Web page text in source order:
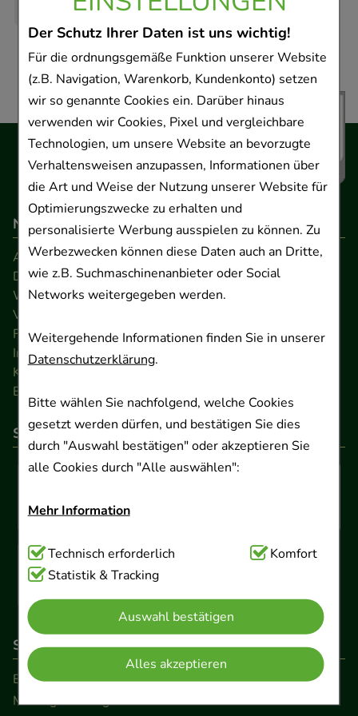
Der Schutz Ihrer Daten ist uns wichtig!
Für die ordnungsgemäße Funktion unserer Website
(z.B. Navigation, Warenkorb, Kundenkonto) setzen
wir so genannte Cookies ein. Darüber hinaus
verwenden wir Cookies, Pixel und vergleichbare
Technologien, um unsere Website an bevorzugte
Verhaltensweisen anzupassen, Informationen über
die Art und Weise der Nutzung unserer Website für
Optimierungszwecke zu erhalten und
personalisierte Werbung ausspielen zu können. Zu
Werbezwecken können diese Daten auch an Dritte,
wie z.B. Suchmaschinenanbieter oder Social
Networks weitergegeben werden.
Weitergehende Informationen finden Sie in unserer
Datenschutzerklärung.
Bitte wählen Sie nachfolgend, welche Cookies
gesetzt werden dürfen, und bestätigen Sie dies
durch "Auswahl bestätigen" oder akzeptieren Sie
alle Cookies durch "Alle auswählen":
Mehr Information
Technisch Notwendig:Hierbei handelt es sich um
Cookies, die für die Grundfunktionen unserer
Website notwendig sind (z.B. Navigation,
Warenkorb, Kundenkonto), weshalb auf diese nicht
verzichtet werden kann.
Komfort:Diese Cookies werden genutzt um das
Einkaufserlebnis noch ansprechender zu gestalten,
Technisch erforderlich
Komfort
Statistik & Tracking
Auswahl bestätigen
Alles akzeptieren
Navigation
AGB
Datenschutz
Widerrufsrecht
Versandkosten
FAQ
Impressum
Kontakt
Barrierefreiheitserklärung
So können Sie bezahlen
So erreichen Sie uns
Beratung und Kundenservice:
Montag - Freitag von 9.00 bis 17.00 Uhr